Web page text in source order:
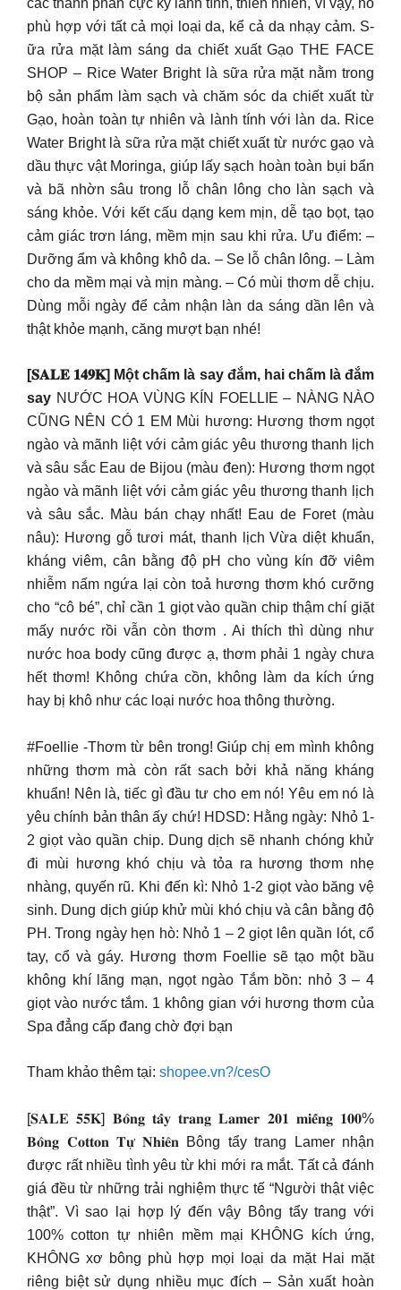
phù hợp với tất cả mọi loại da, kể cả da nhạy cảm. S­
ữa rửa mặt làm sáng da chiết xuất Gạo THE FACE
SHOP – Rice Water Bright là sữa rửa mặt nằm trong
bộ sản phẩm làm sạch và chăm sóc da chiết xuất từ
Gạo, hoàn toàn tự nhiên và lành tính với làn da. Rice
Water Bright là sữa rửa mặt chiết xuất từ nước gạo và
dầu thực vật Moringa, giúp lấy sạch hoàn toàn bụi bẩn
và bã nhờn sâu trong lỗ chân lông cho làn sạch và
sáng khỏe. Với kết cấu dạng kem mịn, dễ tạo bọt, tạo
cảm giác trơn láng, mềm mịn sau khi rửa. Ưu điểm: –
Dưỡng ẩm và không khô da. – Se lỗ chân lông. – Làm
cho da mềm mại và mịn màng. – Có mùi thơm dễ chịu.
Dùng mỗi ngày để cảm nhận làn da sáng dần lên và
thật khỏe mạnh, căng mượt bạn nhé!
[𝐒𝐀𝐋𝐄 𝟏𝟒𝟗𝐊] Một chấm là say đắm, hai chấm là đắm
say NƯỚC HOA VÙNG KÍN FOELLIE – NÀNG NÀO
CŨNG NÊN CÓ 1 EM Mùi hương: Hương thơm ngọt
ngào và mãnh liệt với cảm giác yêu thương thanh lịch
và sâu sắc Eau de Bijou (màu đen): Hương thơm ngọt
ngào và mãnh liệt với cảm giác yêu thương thanh lịch
và sâu sắc. Màu bán chạy nhất! Eau de Foret (màu
nâu): Hương gỗ tươi mát, thanh lịch Vừa diệt khuẩn,
kháng viêm, cân bằng độ pH cho vùng kín đỡ viêm
nhiễm nấm ngứa lại còn toả hương thơm khó cưỡng
cho “cô bé”, chỉ cần 1 giọt vào quần chip thậm chí giặt
mấy nước rồi vẫn còn thơm . Ai thích thì dùng như
nước hoa body cũng được ạ, thơm phải 1 ngày chưa
hết thơm! Không chứa cồn, không làm da kích ứng
hay bị khô như các loại nước hoa thông thường.
#Foellie -Thơm từ bên trong! Giúp chị em mình không
những thơm mà còn rất sach bởi khả năng kháng
khuẩn! Nên là, tiếc gì đầu tư cho em nó! Yêu em nó là
yêu chính bản thân ấy chứ! HDSD: Hằng ngày: Nhỏ 1-
2 giọt vào quần chip. Dung dịch sẽ nhanh chóng khử
đi mùi hương khó chịu và tỏa ra hương thơm nhẹ
nhàng, quyến rũ. Khi đến kì: Nhỏ 1-2 giọt vào băng vệ
sinh. Dung dịch giúp khử mùi khó chịu và cân bằng độ
PH. Trong ngày hẹn hò: Nhỏ 1 – 2 giọt lên quần lót, cổ
tay, cổ và gáy. Hương thơm Foellie sẽ tạo một bầu
không khí lãng mạn, ngọt ngào Tắm bồn: nhỏ 3 – 4
giọt vào nước tắm. 1 không gian với hương thơm của
Spa đẳng cấp đang chờ đợi bạn
Tham khảo thêm tại: shopee.vn?/cesO
[𝐒𝐀𝐋𝐄 𝟓𝟓𝐊] 𝐁𝐨̂𝐧𝐠 𝐭𝐚̂̉𝐲 𝐭𝐫𝐚𝐧𝐠 𝐋𝐚𝐦𝐞𝐫 𝟐𝟎𝟏 𝐦𝐢𝐞̂́𝐧𝐠 𝟏𝟎𝟎%
𝐁𝐨̂𝐧𝐠 𝐂𝐨𝐭𝐭𝐨𝐧 𝐓𝐮̛̣ 𝐍𝐡𝐢𝐞̂𝐧 Bông tẩy trang Lamer nhận
được rất nhiều tình yêu từ khi mới ra mắt. Tất cả đánh
giá đều từ những trải nghiệm thực tế “Người thật việc
thật”. Vì sao lại hợp lý đến vậy Bông tẩy trang với
100% cotton tự nhiên mềm mại KHÔNG kích ứng,
KHÔNG xơ bông phù hợp mọi loại da mặt Hai mặt
riêng biệt sử dụng nhiều mục đích – Sản xuất hoàn